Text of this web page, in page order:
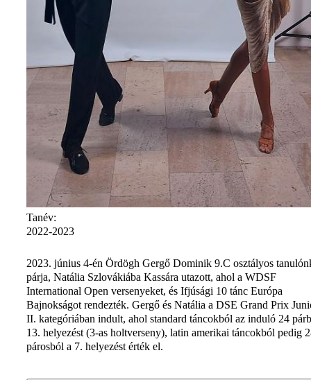
Tanév:
2022-2023
2023. június 4-én Ördögh Gergő Dominik 9.C osztályos
párja, Natália Szlovákiába Kassára utazott, ahol a WDSF
International Open versenyeket, és Ifjúsági 10 tánc Európa
Bajnokságot rendezték. Gergő és Natália a DSE Grand Prix
II. kategóriában indult, ahol standard táncokból az induló 24
13. helyezést (3-as holtverseny), latin amerikai táncokból pedig
párosból a 7. helyezést érték el.